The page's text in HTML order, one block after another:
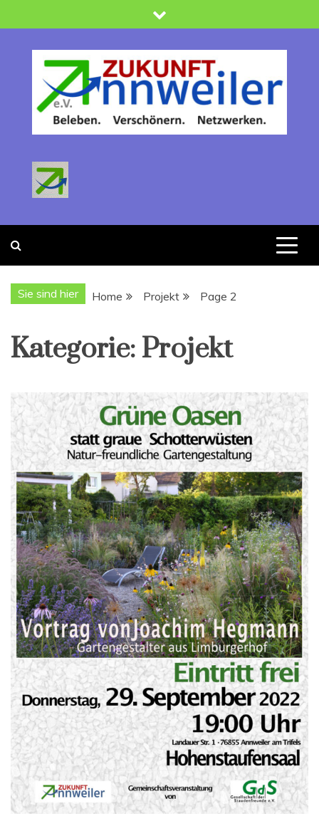
to
content
Zukunft Annweiler
Sie sind hier Home Projekt Page 2
Kategorie: Projekt